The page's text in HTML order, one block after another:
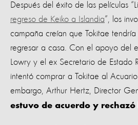
Después del éxito de las películas
regreso de Keiko a Islandia”, los
campaña creían que Tokitae
regresar a casa. Con el apoyo del
Lowry y el ex Secretario de Estado
intentó comprar a Tokitae al
embargo, Arthur Hertz, Director
estuvo de acuerdo y